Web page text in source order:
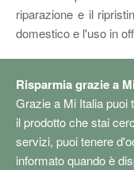
riparazione e il
domestico e l'uso in
Risparmia grazie a
Grazie a Mi Italia puoi
il prodotto che stai
servizi, puoi tenere
informato quando è